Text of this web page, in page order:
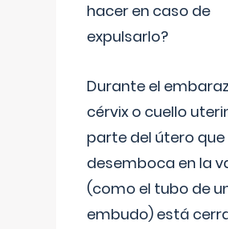
hacer en caso de
expulsarlo?
Durante el
cérvix o cuello
parte del útero que
desemboca en la
(como el tubo de
embudo) está